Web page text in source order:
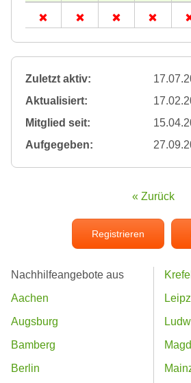
Zuletzt aktiv:
Aktualisiert:
Mitglied seit:
Aufgegeben:
« Zurück
Registrieren
Nachhilfeangebote aus
Aachen
Augsburg
Bamberg
Berlin